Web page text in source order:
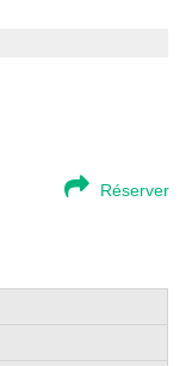
Réserver